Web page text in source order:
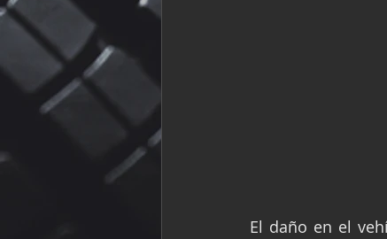
El daño en el